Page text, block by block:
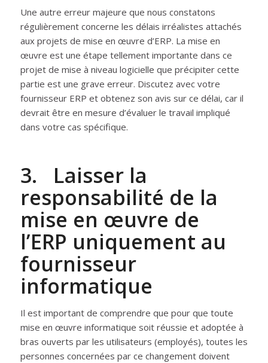
Une autre erreur majeure que nous constatons
régulièrement concerne les délais irréalistes attachés
aux projets de mise en œuvre d’ERP. La mise en
œuvre est une étape tellement importante dans ce
projet de mise à niveau logicielle que précipiter cette
partie est une grave erreur. Discutez avec votre
fournisseur ERP et obtenez son avis sur ce délai, car il
devrait être en mesure d’évaluer le travail impliqué
dans votre cas spécifique.
3. Laisser la
responsabilité de la
mise en œuvre de
l’ERP uniquement au
fournisseur
informatique
Il est important de comprendre que pour que toute
mise en œuvre informatique soit réussie et adoptée à
bras ouverts par les utilisateurs (employés), toutes les
personnes concernées par ce changement doivent